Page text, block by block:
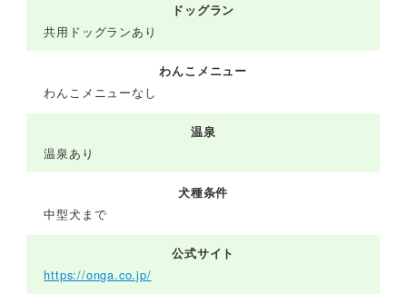
ドッグラン
共用ドッグランあり
わんこメニュー
わんこメニューなし
温泉
温泉あり
犬種条件
中型犬まで
公式サイト
https://onga.co.jp/